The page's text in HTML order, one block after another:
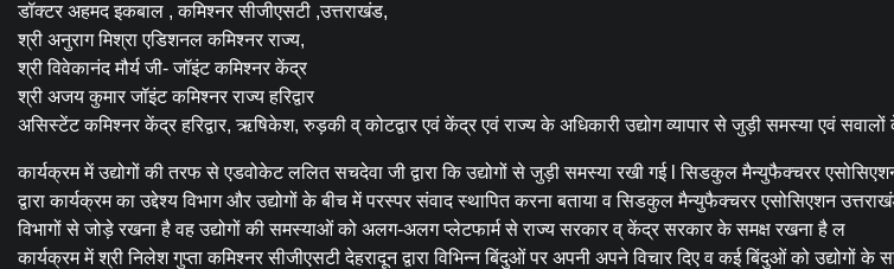
डॉक्टर अहमद इकबाल , कमिश्नर सीजीएसटी ,उत्तराखंड,
श्री अनुराग मिश्रा एडिशनल कमिश्नर राज्य,
श्री विवेकानंद मौर्य जी- जॉइंट कमिश्नर केंद्र
श्री अजय कुमार जॉइंट कमिश्नर राज्य हरिद्वार
असिस्टेंट कमिश्नर केंद्र हरिद्वार, ऋषिकेश, रुड़की व् कोटद्वार एवं केंद्र एवं राज्य के अधिकारी उद्योग व्यापार से जुड़ी समस्या एवं
कार्यक्रम में उद्योगों की तरफ से एडवोकेट ललित सचदेवा जी द्वारा कि उद्योगों से जुड़ी समस्या रखी गई l सिडकुल मैन्युफैक्चरर
द्वारा कार्यक्रम का उद्देश्य विभाग और उद्योगों के बीच में परस्पर संवाद स्थापित करना बताया व सिडकुल मैन्युफैक्चरर एसोसिएशन
विभागों से जोड़े रखना है वह उद्योगों की समस्याओं को अलग-अलग प्लेटफार्म से राज्य सरकार व् केंद्र सरकार के समक्ष रखना है ल
कार्यक्रम में श्री निलेश गुप्ता कमिश्नर सीजीएसटी देहरादून द्वारा विभिन्न बिंदुओं पर अपनी अपने विचार दिए व कई बिंदुओं को उद्योगों के